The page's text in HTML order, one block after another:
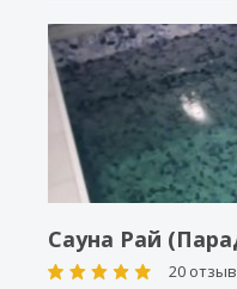
Сауна Рай
20